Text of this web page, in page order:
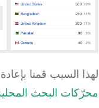
لهذا السبب قمنا
محرّكات البحث